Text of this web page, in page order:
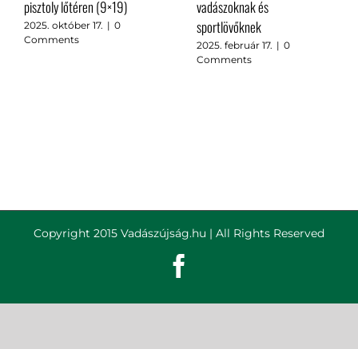
pisztoly lőtéren (9×19)
2025. október 17. | 0
Comments
vadászoknak és
sportlövőknek
2025. február 17. | 0
Comments
Copyright 2015 Vadászújság.hu | All Rights Reserved